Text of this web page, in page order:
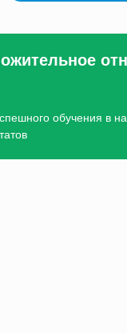
обучения в